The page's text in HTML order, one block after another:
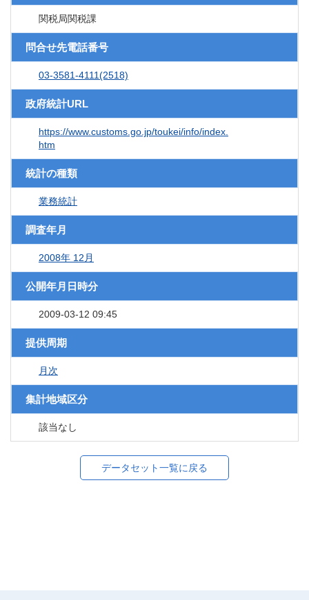
関税局関税課
問合せ先電話番号
03-3581-4111(2518)
政府統計URL
https://www.customs.go.jp/toukei/info/index.
htm
統計の種類
業務統計
調査年月
2008年 12月
公開年月日時分
2009-03-12 09:45
提供周期
月次
集計地域区分
該当なし
データセット一覧に戻る